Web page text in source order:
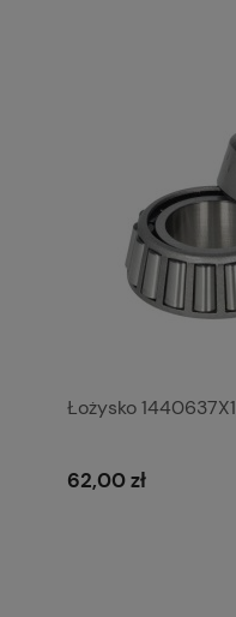
Łożysko 1440637X1
62,00 zł